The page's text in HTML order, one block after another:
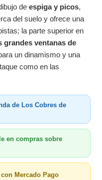
deespiga y picos,
del suelo y ofrece una
la parte superior en
grandes ventanas de
un dinamismo y una
como en las
de Los Cobres de
en compras sobre
Mercado Pago